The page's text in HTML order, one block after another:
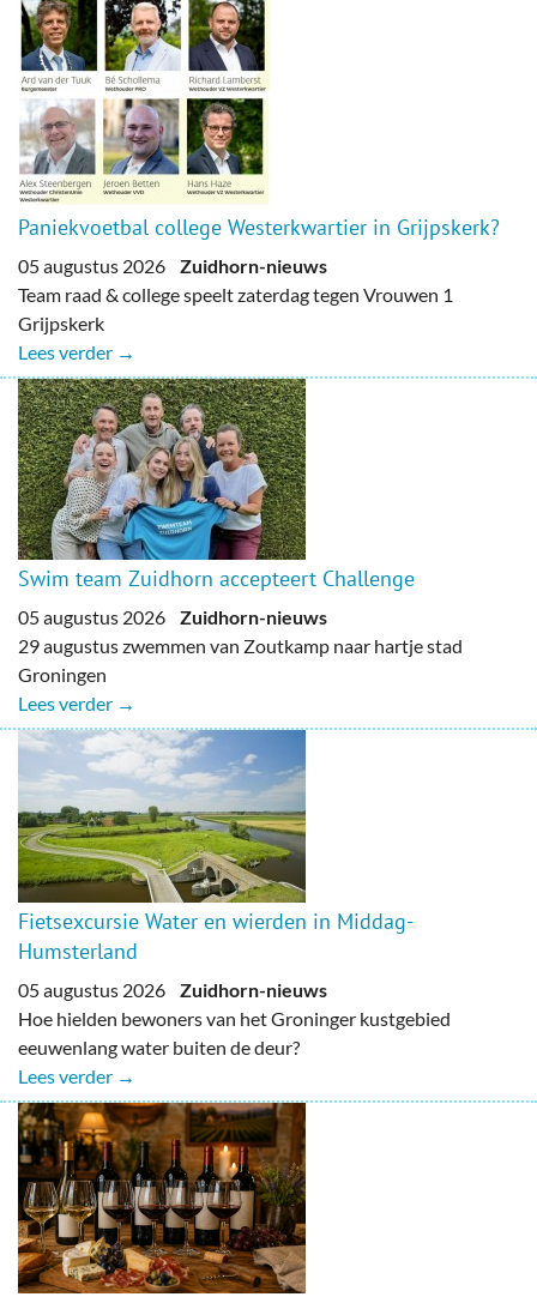
Paniekvoetbal college Westerkwartier in Grijpskerk?
05 augustus 2026 Zuidhorn-nieuws
Team raad & college speelt zaterdag tegen Vrouwen 1
Grijpskerk
Lees verder →
Swim team Zuidhorn accepteert Challenge
05 augustus 2026 Zuidhorn-nieuws
29 augustus zwemmen van Zoutkamp naar hartje stad
Groningen
Lees verder →
Fietsexcursie Water en wierden in Middag-
Humsterland
05 augustus 2026 Zuidhorn-nieuws
Hoe hielden bewoners van het Groninger kustgebied
eeuwenlang water buiten de deur?
Lees verder →